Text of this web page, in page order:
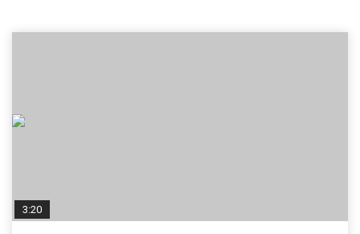
3:20